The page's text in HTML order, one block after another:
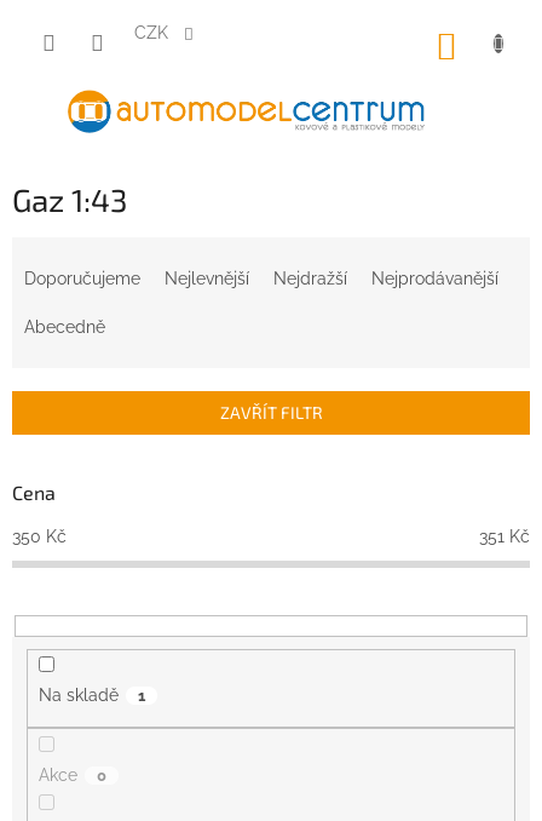
obsah
CZK
Gaz 1:43
r
d
k
t
Doporučujeme Nejlevnější Nejdražší Nejprodávanější
Abecedně
ZAVŘÍT FILTR
Cena
350 Kč 351 Kč
Na skladě 1
Akce 0